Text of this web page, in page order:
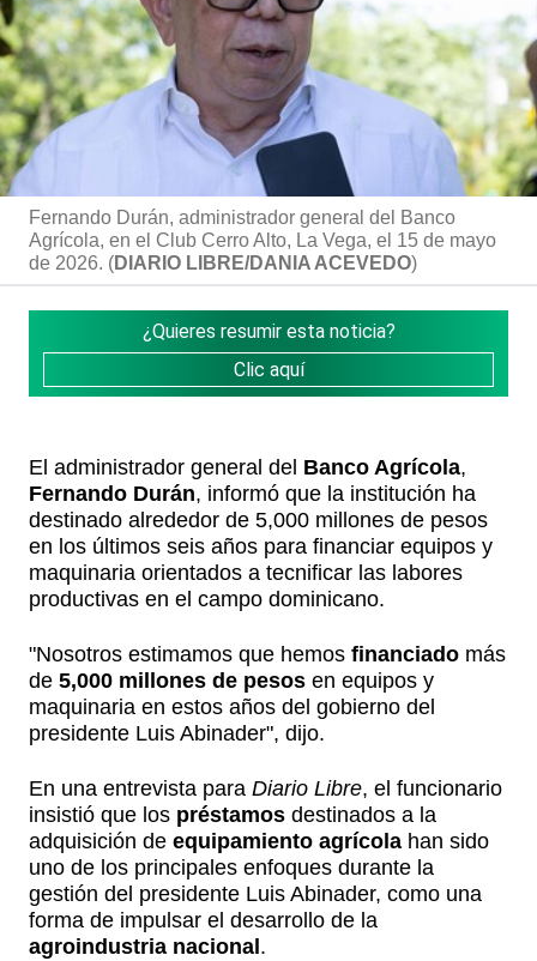
Fernando Durán, administrador general del Banco
Agrícola, en el Club Cerro Alto, La Vega, el 15 de mayo
de 2026. (DIARIO LIBRE/DANIA ACEVEDO)
¿Quieres resumir esta noticia?
Clic aquí
El administrador general del Banco Agrícola,
Fernando Durán, informó que la institución ha
destinado alrededor de 5,000 millones de pesos
en los últimos seis años para financiar equipos y
maquinaria orientados a tecnificar las labores
productivas en el campo dominicano.
"Nosotros estimamos que hemos financiado más
de 5,000 millones de pesos en equipos y
maquinaria en estos años del gobierno del
presidente Luis Abinader", dijo.
En una entrevista para Diario Libre, el funcionario
insistió que los préstamos destinados a la
adquisición de equipamiento agrícola han sido
uno de los principales enfoques durante la
gestión del presidente Luis Abinader, como una
forma de impulsar el desarrollo de la
agroindustria nacional .